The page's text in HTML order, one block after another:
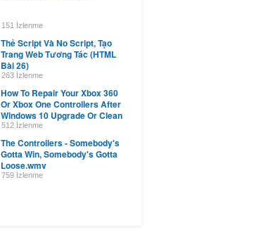
151 İzlenme
Thẻ Script Và No Script, Tạo
Trang Web Tương Tác (HTML
Bài 26)
263 İzlenme
How To Repair Your Xbox 360
Or Xbox One Controllers After
Windows 10 Upgrade Or Clean
Install
512 İzlenme
The Controllers - Somebody's
Gotta Win, Somebody's Gotta
Loose.wmv
759 İzlenme